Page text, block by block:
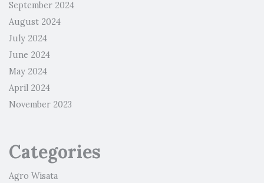
September 2024
August 2024
July 2024
June 2024
May 2024
April 2024
November 2023
Categories
Agro Wisata